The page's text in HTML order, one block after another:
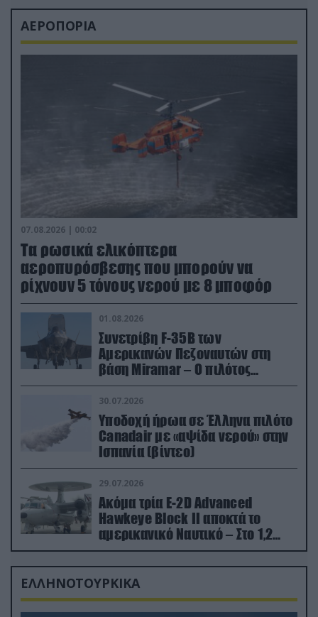
ΑΕΡΟΠΟΡΙΑ
07.08.2026 | 00:02
Τα ρωσικά ελικόπτερα
αεροπυρόσβεσης που μπορούν να
ρίχνουν 5 τόνους νερού με 8 μποφόρ
01.08.2026
Συνετρίβη F-35B των
Αμερικανών Πεζοναυτών στη
βάση Miramar – Ο πιλότος
εκτινάχθηκε εγκαίρως
30.07.2026
Υποδοχή ήρωα σε Έλληνα πιλότο
Canadair με «αψίδα νερού» στην
Ισπανία (βίντεο)
29.07.2026
Ακόμα τρία E-2D Advanced
Hawkeye Block II αποκτά το
αμερικανικό Ναυτικό – Στο 1,2
δισ.δολάρια το κόστος
ΕΛΛΗΝΟΤΟΥΡΚΙΚΑ